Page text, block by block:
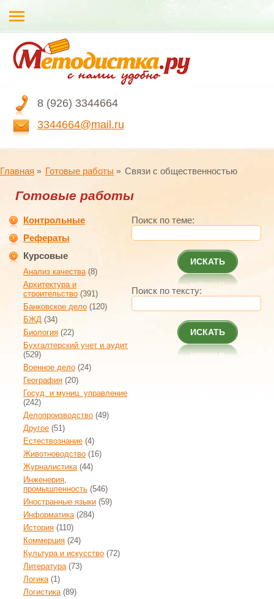
8 (926) 3344664
3344664@mail.ru
Главная Готовые работы Связи с общественностью
Готовые работы
Контрольные
Рефераты
Курсовые
Анализ качества(8)
Архитектура и
строительство (391)
Банковское дело (120)
БЖД (34)
Биология (22)
Бухгалтерский учет и аудит
(529)
Военное дело (24)
География (20)
Госуд. и муниц. управление
(242)
Делопроизводство (49)
Другое (51)
Естествознание (4)
Животноводство (16)
Журналистика(44)
Инженерия,
промышленность (546)
Иностранные языки (59)
Информатика(284)
История (110)
Коммерция (24)
Культура и искусство (72)
Литература(73)
Логика(1)
Логистика(89)
Поиск по теме:
ИСКАТЬ
Поиск по тексту:
ИСКАТЬ